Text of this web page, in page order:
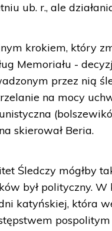
ub. r., ale
krokiem, który
Memoriału -
przez nią
na mocy
skierował Beria.
Śledczy mógłby
był polityczny.
katyńskiej, która